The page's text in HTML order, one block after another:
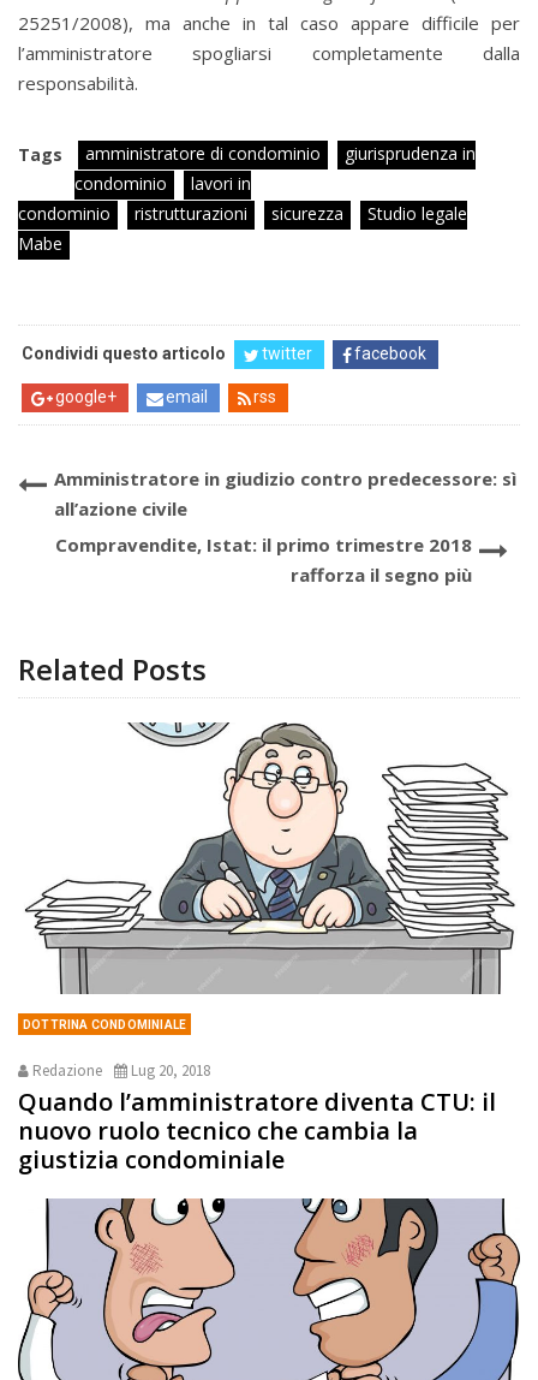
25251/2008), ma anche in tal caso appare difficile per
l’amministratore spogliarsi completamente dalla
responsabilità.
Tags amministratore di condominio
giurisprudenza in
condominio
lavori in
condominio
ristrutturazioni sicurezza
Studio legale
Mabe
Condividi questo articolo twitter facebook
google+ email rss
Amministratore in giudizio contro predecessore: sì
all’azione civile
Compravendite, Istat: il primo trimestre 2018
rafforza il segno più
Related Posts
DOTTRINA CONDOMINIALE
Redazione Lug 20, 2018
Quando l’amministratore diventa CTU: il
nuovo ruolo tecnico che cambia la
giustizia condominiale